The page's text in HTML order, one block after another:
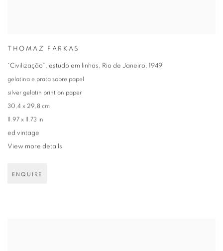
THOMAZ FARKAS
“Civilização” estudo em linhas Rio de Janeiro 1949
gelatina e prata sobre papel
silver gelatin print on paper
30,4 x 29,8 cm
11.97 x 11.73 in
ed vintage
View more details
ENQUIRE